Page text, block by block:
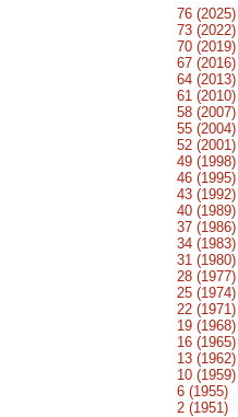
76 (2025)
73 (2022)
70 (2019)
67 (2016)
64 (2013)
61 (2010)
58 (2007)
55 (2004)
52 (2001)
49 (1998)
46 (1995)
43 (1992)
40 (1989)
37 (1986)
34 (1983)
31 (1980)
28 (1977)
25 (1974)
22 (1971)
19 (1968)
16 (1965)
13 (1962)
10 (1959)
6 (1955)
2 (1951)